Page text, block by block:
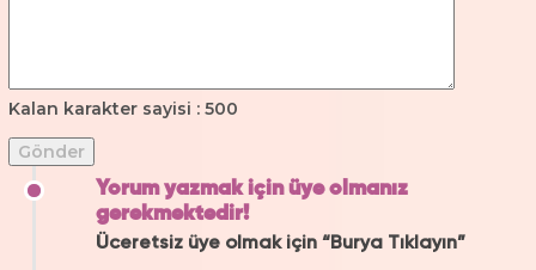
Kalan karakter sayisi : 500
Yorum yazmak için üye olmanız
gerekmektedir!
Üceretsiz üye olmak için “Burya Tıklayın”